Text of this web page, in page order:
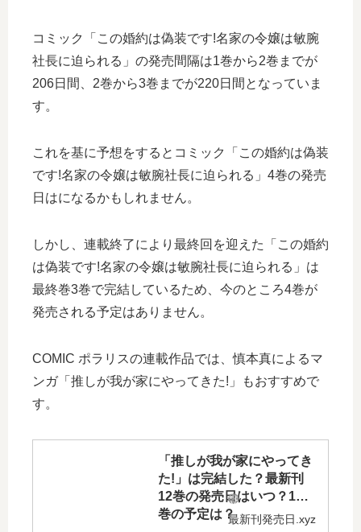
コミック「この婚約は偽装です!名家の令嬢は敏腕
社長に迫られる」の発売間隔は1巻から2巻までが
206日間、2巻から3巻までが220日間となっていま
す。
これを基に予想をするとコミック「この婚約は偽装
です!名家の令嬢は敏腕社長に迫られる」4巻の発売
日はになるかもしれません。
しかし、連載終了により最終回を迎えた「この婚約
は偽装です!名家の令嬢は敏腕社長に迫られる」は
最終巻3巻で完結しているため、今のところ4巻が
発売される予定はありません。
COMIC ポラリスの連載作品では、慎本真によるマ
ンガ「推しが我が家にやってきた!」もおすすめで
す。
「推しが我が家にやってき
た!」は完結した？最新刊
12巻の発売日はいつ？13
巻の予定は？最新刊発売日.xyz